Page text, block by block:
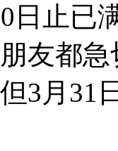
日止已
友都
3月31